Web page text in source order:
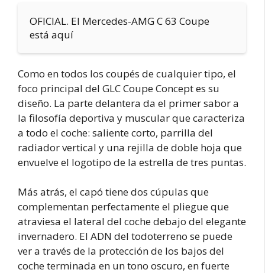
OFICIAL. El Mercedes-AMG C 63 Coupe
está aquí
Como en todos los coupés de cualquier tipo, el
foco principal del GLC Coupe Concept es su
diseño. La parte delantera da el primer sabor a
la filosofía deportiva y muscular que caracteriza
a todo el coche: saliente corto, parrilla del
radiador vertical y una rejilla de doble hoja que
envuelve el logotipo de la estrella de tres puntas.
Más atrás, el capó tiene dos cúpulas que
complementan perfectamente el pliegue que
atraviesa el lateral del coche debajo del elegante
invernadero. El ADN del todoterreno se puede
ver a través de la protección de los bajos del
coche terminada en un tono oscuro, en fuerte